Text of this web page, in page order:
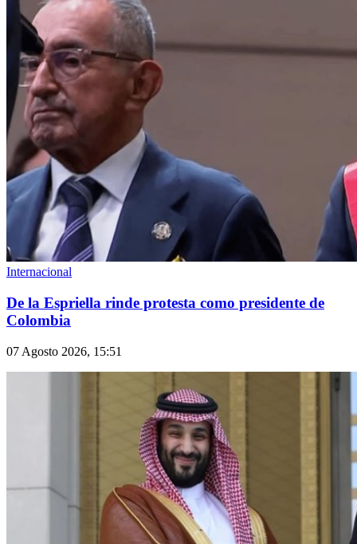
Internacional
De la Espriella rinde protesta como presidente de
Colombia
07 Agosto 2026, 15:51